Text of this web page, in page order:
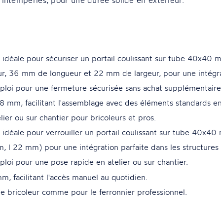
pour sécuriser un portail coulissant sur tube 40x40
36 mm de longueur et 22 mm de largeur, pour une
pour une fermeture sécurisée sans achat
mm, facilitant l'assemblage avec des éléments standards
ou sur chantier pour bricoleurs et pros.
pour verrouiller un portail coulissant sur tube 40x40
l 22 mm) pour une intégration parfaite dans les structures
pour une pose rapide en atelier ou sur chantier.
facilitant l'accès manuel au quotidien.
bricoleur comme pour le ferronnier professionnel.